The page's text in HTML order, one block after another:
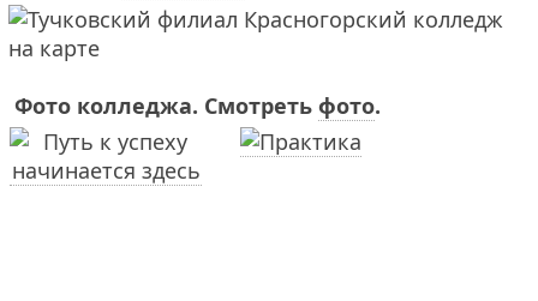
Фото колледжа. Смотреть фото.